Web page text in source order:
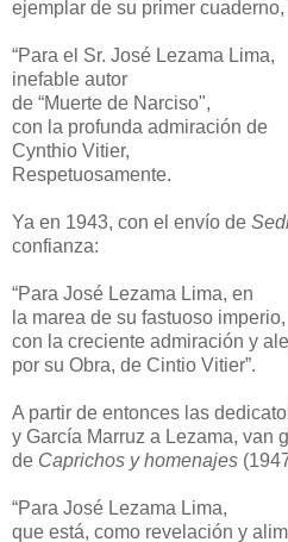
ejemplar de su primer cuaderno,
“Para el Sr. José Lezama Lima,
inefable autor
de “Muerte de Narciso",
con la profunda admiración de
Cynthio Vitier,
Respetuosamente.
Ya en 1943, con el envío de
confianza:
“Para José Lezama Lima, en
la marea de su fastuoso imperio,
con la creciente admiración y
por su Obra, de Cintio Vitier”.
A partir de entonces las
y García Marruz a Lezama, van
de Caprichos y homenajes
“Para José Lezama Lima,
que está, como revelación y